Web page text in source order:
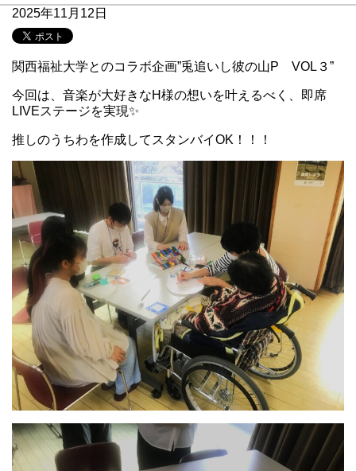
2025年11月12日
関西福祉大学とのコラボ企画”兎追いし彼の山P VOL３”
今回は、音楽が大好きなH様の想いを叶えるべく、即席
LIVEステージを実現✨
推しのうちわを作成してスタンバイOK！！！